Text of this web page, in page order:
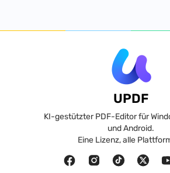
UPDF
KI-gestützter PDF-Editor für
und Android.
Eine Lizenz, alle